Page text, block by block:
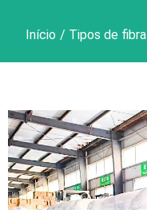
Início / Tipos de fibra